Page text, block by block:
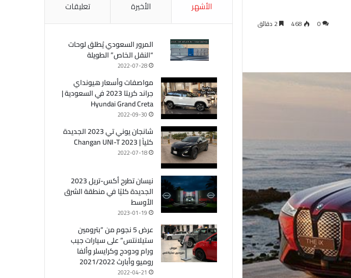
0
468
الأشهر الأخيرة تعليقات
المرور السعودي يُطلق لوحات
“النقل الخاص” الطويلة
2022-07-28
مواصفات وأسعار هيونداي
جراند كريتا 2023 في السعودية |
Hyundai Grand Creta
2022-09-30
شانجان يوني تي 2023 الجديدة
كلياً | Changan UNI-T 2023
2022-07-18
نيسان تطرح أكس-تريل 2023
الجديدة كليًا في منطقة الشرق
الأوسط
2023-01-19
عرض 5 نجوم من “بترومين
ستيلانتس” على سيارات جيب
ورام ودودج وكرايسلر وألفا
روميو وأبارث 2021/2022
2022-04-21